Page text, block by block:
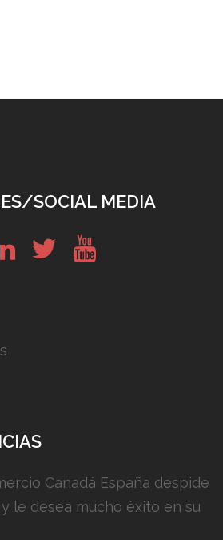
SOCIAL MEDIA
Canadá España despide
le desea mucho éxito en su